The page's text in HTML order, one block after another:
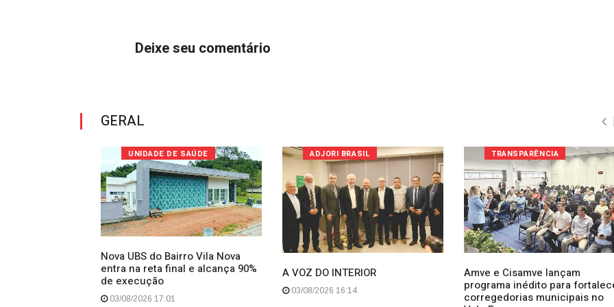
Deixe seu comentário
GERAL
UNIDADE DE SAÚDE
Nova UBS do Bairro Vila Nova
entra na reta final e alcança 90%
de execução
03/08/2026 17:01
ADJORI BRASIL
A VOZ DO INTERIOR
03/08/2026 16:14
TRANSPARÊNCIA
Amve e Cisamve lançam
programa inédito para
corregedorias municipais no